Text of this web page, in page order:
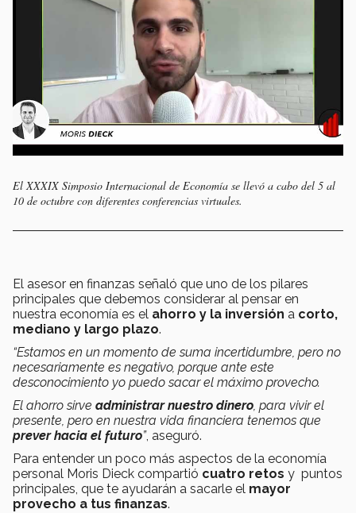
El XXXIX Simposio Internacional de Economía se llevó a cabo del 5 al
10 de octubre con diferentes conferencias virtuales.
El asesor en finanzas señaló que uno de los pilares
principales que debemos considerar al pensar en
nuestra economía es el ahorro y la inversión a corto,
mediano y largo plazo.
“Estamos en un momento de suma incertidumbre, pero no
necesariamente es negativo, porque ante este
desconocimiento yo puedo sacar el máximo provecho.
El ahorro sirve administrar nuestro dinero, para vivir el
presente, pero en nuestra vida financiera tenemos que
prever hacia el futuro”, aseguró.
Para entender un poco más aspectos de la economía
personal Moris Dieck compartió cuatro retos y puntos
principales, que te ayudarán a sacarle el mayor
provecho a tus finanzas.